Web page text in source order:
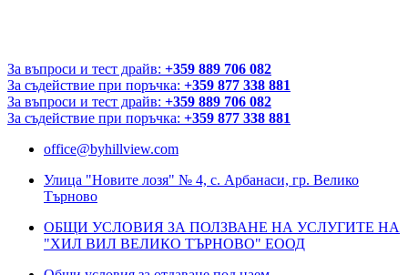
За въпроси и тест драйв: +359 889 706 082
За съдействие при поръчка: +359 877 338 881
За въпроси и тест драйв: +359 889 706 082
За съдействие при поръчка: +359 877 338 881
office@byhillview.com
Улица "Новите лозя" № 4, с. Арбанаси, гр. Велико
Търново
ОБЩИ УСЛОВИЯ ЗА ПОЛЗВАНЕ НА УСЛУГИТЕ НА
"ХИЛ ВИЛ ВЕЛИКО ТЪРНОВО" ЕООД